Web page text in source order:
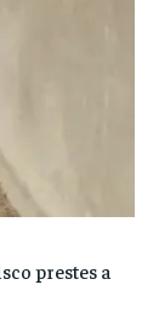
prestes a